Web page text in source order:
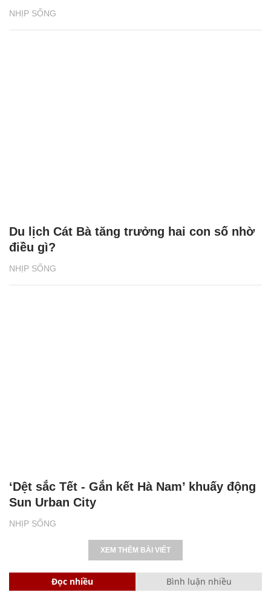
NHỊP SỐNG
NHỊP SỐNG
Du lịch Cát Bà tăng trưởng hai con số nhờ
điều gì?
NHỊP SỐNG
‘Dệt sắc Tết - Gắn kết Hà Nam’ khuấy động
Sun Urban City
XEM THÊM BÀI VIẾT
Đọc nhiều Bình luận nhiều